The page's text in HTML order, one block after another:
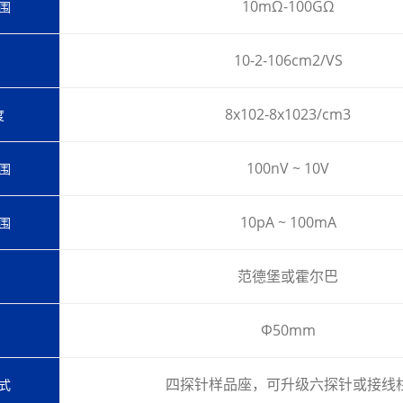
10mΩ-100GΩ
10-2-106cm2/VS
8x102-8x1023/cm3
100nV ~ 10V
10pA ~ 100mA
范德堡或霍尔巴
Φ50mm
四探针样品座，可升级六探针或接线